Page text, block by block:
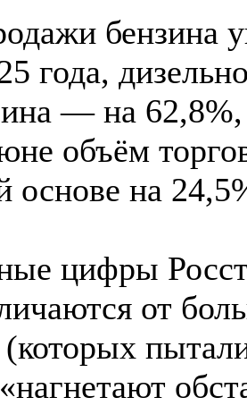
бензина
года,
— на
объём
основе на
цифры
от
(которых